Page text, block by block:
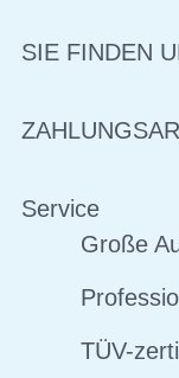
SIE FINDEN
Service
Große
TÜV-